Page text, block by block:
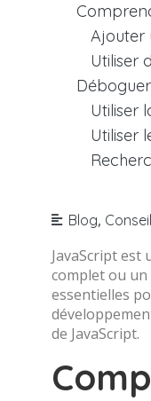
Ajouter
Utiliser
Utiliser
Utiliser
Blog, Conseil
JavaScript
complet ou un
essentielles
de JavaScript.